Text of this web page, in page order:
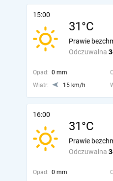
15:00
31°C
Odczuwalna
Prawie
Opad: 0 mm
Wiatr:
15 km/h
16:00
31°C
Odczuwalna
Prawie
Opad: 0 mm